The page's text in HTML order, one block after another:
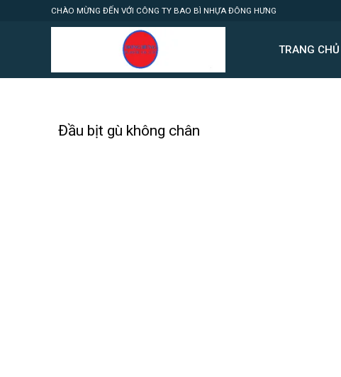
CHÀO MỪNG ĐẾN VỚI CÔNG TY BAO BÌ NHỰA ĐÔNG HƯNG
TRANG CHỦ
Đầu bịt gù không chân